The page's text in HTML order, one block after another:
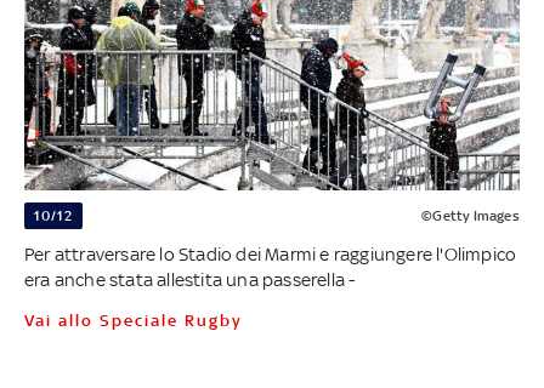
10/12 ©Getty Images
Per attraversare lo Stadio dei Marmi e raggiungere l'Olimpico
era anche stata allestita una passerella -
Vai allo Speciale Rugby